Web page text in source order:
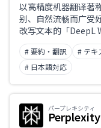
以高精度机器翻译著
别、自然流畅而广受
改写文本的「DeepL
器扩展与 API，强力
中文。
# 要約・翻訳 # テキ
# 日本語対応
パープレキシティ
Perplexity